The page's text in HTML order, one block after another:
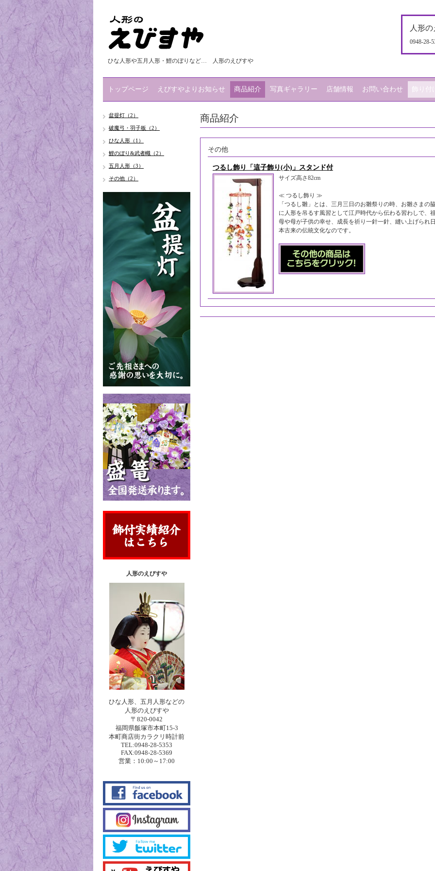
人形
0948-28-
ひな人形や五月人形・鯉のぼりなど… 人形のえびすや
トップページ えびすやよりお知らせ 商品紹介 写真ギャラリー 店舗情報 お問い合わせ 飾り付
商品紹介
その他
つるし飾り「這子飾り(小)」スタンド付
サイズ高さ82cm
≪ つるし飾り ≫
「つるし雛」とは、三月三日のお雛祭りの時、お雛さまの
に人形を吊るす風習として江戸時代から伝わる習わしで、
母や母が子供の幸せ、成長を祈り一針一針、縫い上げられ
本古来の伝統文化なのです。
盆提灯（2）
破魔弓・羽子板（2）
ひな人形（1）
鯉のぼり&武者幟（2）
五月人形（3）
その他（2）
人形のえびすや
ひな人形、五月人形などの
人形のえびすや
〒820-0042
福岡県飯塚市本町15-3
本町商店街カラクリ時計前
TEL:0948-28-5353
FAX:0948-28-5369
営業：10:00～17:00